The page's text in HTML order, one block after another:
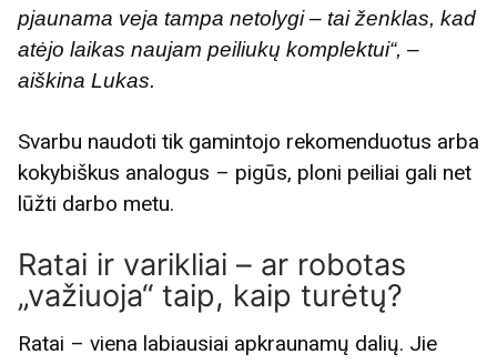
pjaunama veja tampa netolygi – tai ženklas, kad
atėjo laikas naujam peiliukų komplektui“, –
aiškina Lukas.
Svarbu naudoti tik gamintojo rekomenduotus arba
kokybiškus analogus – pigūs, ploni peiliai gali net
lūžti darbo metu.
Ratai ir varikliai – ar robotas
„važiuoja“ taip, kaip turėtų?
Ratai – viena labiausiai apkraunamų dalių. Jie